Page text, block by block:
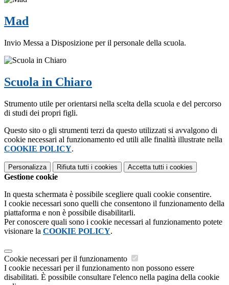
Mad
Invio Messa a Disposizione per il personale della scuola.
Scuola in Chiaro
Strumento utile per orientarsi nella scelta della scuola e del percorso
di studi dei propri figli.
Questo sito o gli strumenti terzi da questo utilizzati si avvalgono di
cookie necessari al funzionamento ed utili alle finalità illustrate nella
COOKIE POLICY.
Personalizza Rifiuta tutti i cookies Accetta tutti i cookies
Gestione cookie
In questa schermata è possibile scegliere quali cookie consentire.
I cookie necessari sono quelli che consentono il funzionamento della
piattaforma e non è possibile disabilitarli.
Per conoscere quali sono i cookie necessari al funzionamento potete
visionare la COOKIE POLICY.
Cookie necessari per il funzionamento
I cookie necessari per il funzionamento non possono essere
disabilitati. È possibile consultare l'elenco nella pagina della cookie